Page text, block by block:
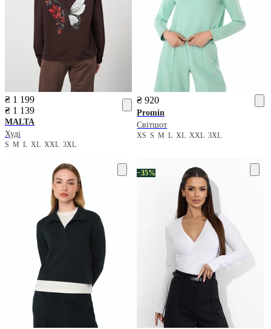
₴ 1 199
₴ 1 139
MALTA
Худі
S M L XL XXL 3XL
₴ 920
Promin
Світшот
XSSMLXLXXL3XL
−35%